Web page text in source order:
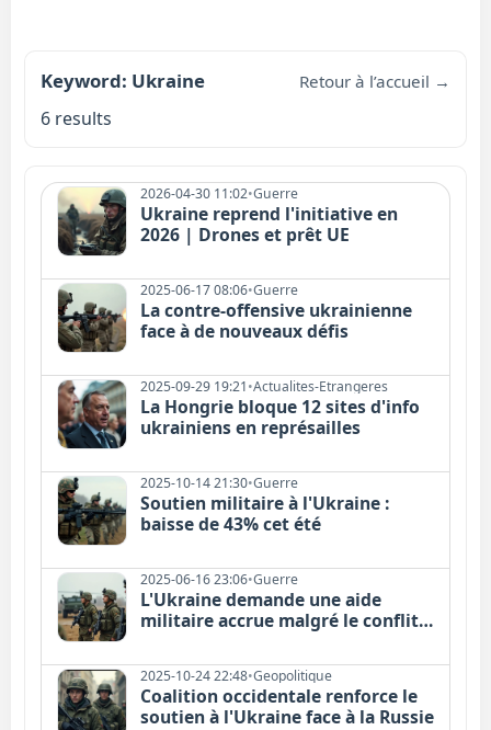
Keyword: Ukraine Retour à l’accueil →
6 results
2026-04-30 11:02•Guerre
Ukraine reprend l'initiative en
2026 | Drones et prêt UE
2025-06-17 08:06•Guerre
La contre-offensive ukrainienne
face à de nouveaux défis
2025-09-29 19:21•Actualites-Etrangeres
La Hongrie bloque 12 sites d'info
ukrainiens en représailles
2025-10-14 21:30•Guerre
Soutien militaire à l'Ukraine :
baisse de 43% cet été
2025-06-16 23:06•Guerre
L'Ukraine demande une aide
militaire accrue malgré le conflit
2025-10-24 22:48•Geopolitique
Coalition occidentale renforce le
soutien à l'Ukraine face à la Russie